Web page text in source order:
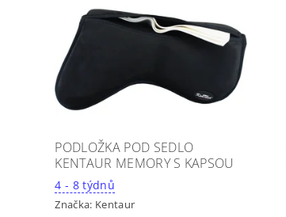
PODLOŽKA POD SEDLO
KENTAUR MEMORY S KAPSOU
4 - 8 týdnů
Značka: Kentaur